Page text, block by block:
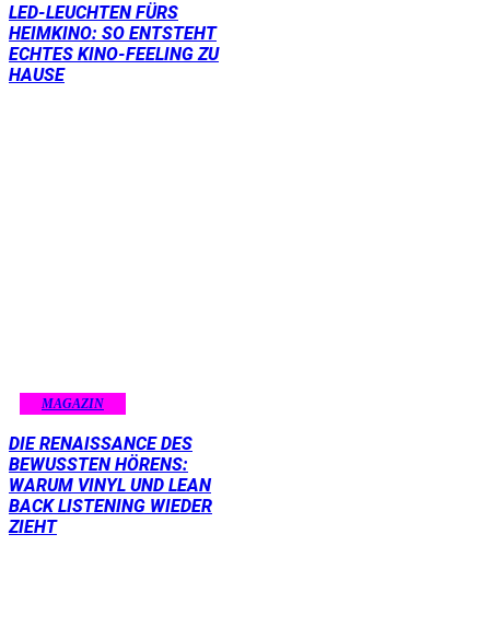
LED-LEUCHTEN FÜRS
HEIMKINO: SO ENTSTEHT
ECHTES KINO-FEELING ZU
HAUSE
MAGAZIN
DIE RENAISSANCE DES
BEWUSSTEN HÖRENS:
WARUM VINYL UND LEAN
BACK LISTENING WIEDER
ZIEHT